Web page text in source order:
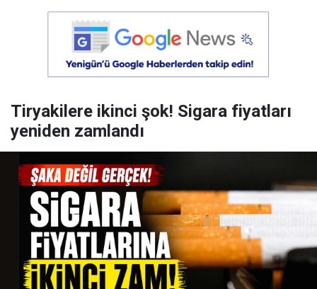
Tiryakilere ikinci şok! Sigara fiyatları
yeniden zamlandı